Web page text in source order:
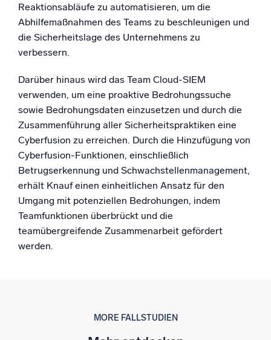
Reaktionsabläufe zu automatisieren, um die
Abhilfemaßnahmen des Teams zu beschleunigen und
die Sicherheitslage des Unternehmens zu
verbessern.
Darüber hinaus wird das Team Cloud-SIEM
verwenden, um eine proaktive Bedrohungssuche
sowie Bedrohungsdaten einzusetzen und durch die
Zusammenführung aller Sicherheitspraktiken eine
Cyberfusion zu erreichen. Durch die Hinzufügung von
Cyberfusion-Funktionen, einschließlich
Betrugserkennung und Schwachstellenmanagement,
erhält Knauf einen einheitlichen Ansatz für den
Umgang mit potenziellen Bedrohungen, indem
Teamfunktionen überbrückt und die
teamübergreifende Zusammenarbeit gefördert
werden.
MORE FALLSTUDIEN